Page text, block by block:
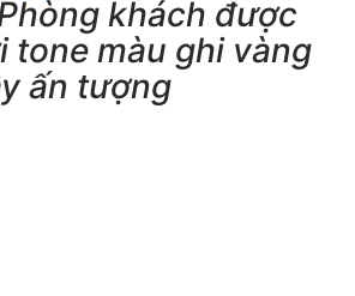
khách được
tone màu ghi vàng
ấn tượng